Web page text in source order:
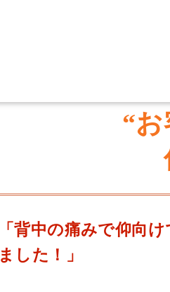
“
「背中の痛みで仰向
ました！」